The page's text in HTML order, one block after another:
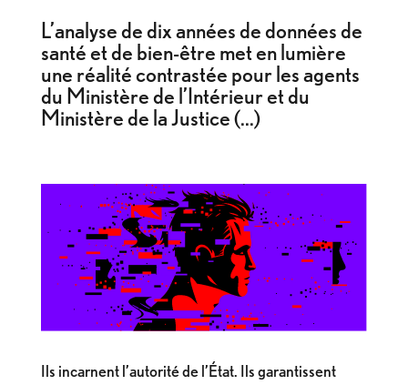
L’analyse de dix années de données de
santé et de bien-être met en lumière
une réalité contrastée pour les agents
du Ministère de l’Intérieur et du
Ministère de la Justice (...)
Ils incarnent l’autorité de l’État. Ils garantissent